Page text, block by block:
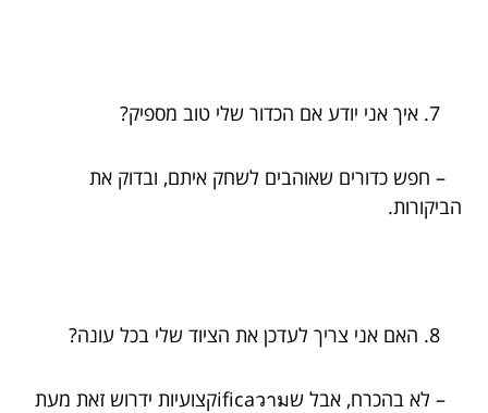
איך אני יודע אם הכדור שלי טוב מספיק?
– חפש כדורים שאוהבים לשחק איתם, ובדוק את
הביקורות.
האם אני צריך לעדכן את הציוד שלי בכל עונה?
– לא בהכרח, אבל שificaวามקצועיות ידרוש זאת מעת